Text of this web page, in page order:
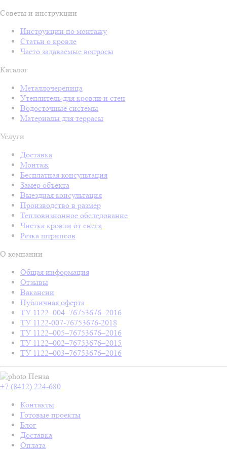
Советы и инструкции
Инструкции по монтажу
Статьи о кровле
Часто задаваемые вопросы
Каталог
Металлочерепица
Утеплитель для кровли и стен
Водосточные системы
Материалы для террасы
Услуги
Доставка
Монтаж
Бесплатная консультация
Замер объекта
Выездная консультация
Производство в размер
Тепловизионное обследование
Чистка кровли от снега
Резка штрипсов
О компании
Общая информация
Отзывы
Вакансии
Публичная оферта
ТУ 1122–004–76753676–2016
ТУ 1122-007-76753676-2018
ТУ 1122–005–76753676–2016
ТУ 1122–002–76753676–2015
ТУ 1122–003–76753676–2016
Пенза
+7 (8412) 224-680
Контакты
Готовые проекты
Блог
Доставка
Оплата